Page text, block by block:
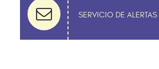
SERVICIO DE ALERTAS